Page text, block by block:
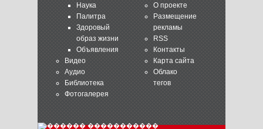
Наука
Палитра
Здоровый
образ жизни
Объявления
Видео
Аудио
Библиотека
Фотогалерея
О проекте
Размещение
рекламы
RSS
Контакты
Карта сайта
Облако
тегов